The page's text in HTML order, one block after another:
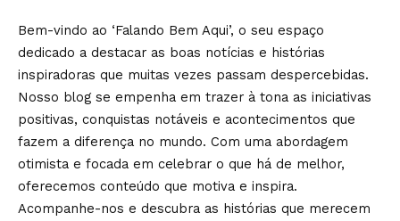
Bem-vindo ao ‘Falando Bem Aqui’, o seu espaço
dedicado a destacar as boas notícias e histórias
inspiradoras que muitas vezes passam despercebidas.
Nosso blog se empenha em trazer à tona as iniciativas
positivas, conquistas notáveis e acontecimentos que
fazem a diferença no mundo. Com uma abordagem
otimista e focada em celebrar o que há de melhor,
oferecemos conteúdo que motiva e inspira.
Acompanhe-nos e descubra as histórias que merecem